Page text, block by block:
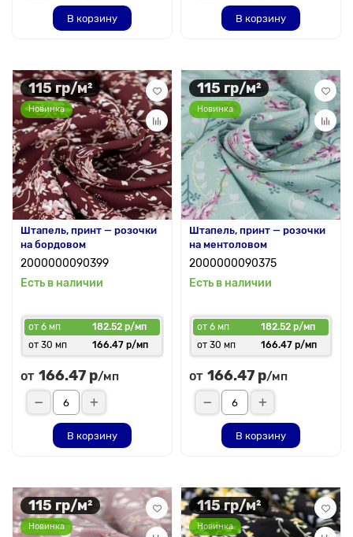
В корзину В корзину
115 гр/м²
Новинка
Штапель, принт — розочки
на бордовом
2000000090399
Есть в наличии
от 6 мп
182.52 р/мп
от 30 мп
166.47 р/мп
от 166.47 р/мп
В корзину
115 гр/м²
Новинка
Штапель, принт — розочки
на ментоловом
2000000090375
Есть в наличии
от 6 мп
182.52 р/мп
от 30 мп
166.47 р/мп
от 166.47 р/мп
В корзину
115 гр/м²
Новинка
115 гр/м²
Новинка